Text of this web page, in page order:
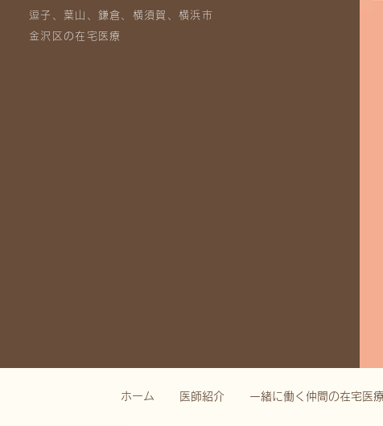
逗子、葉山、鎌倉、横須賀、横浜市
金沢区の在宅医療
ホーム 医師紹介 一緒に働く仲間の在宅医